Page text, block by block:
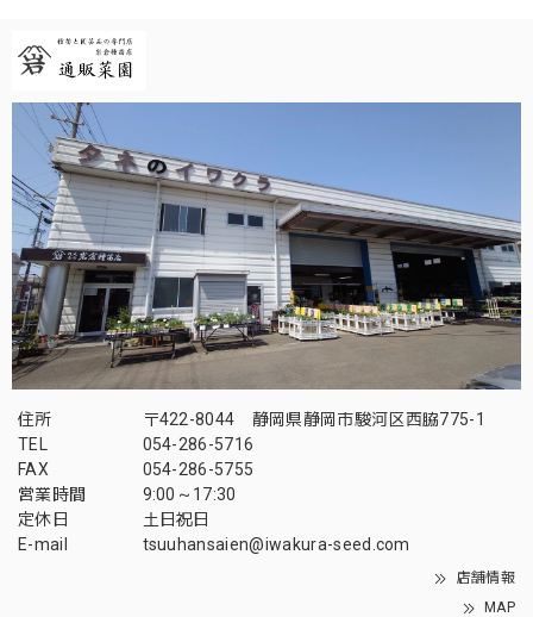
住所
〒422-8044 静岡県静岡市駿河区西脇775-1
TEL
054-286-5716
FAX
054-286-5755
営業時間
9:00～17:30
定休日
土日祝日
E-mail
tsuuhansaien@iwakura-seed.com
店舗情報
MAP